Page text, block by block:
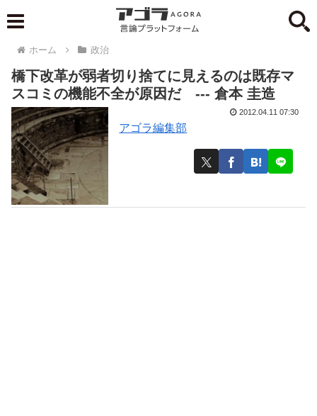
ホーム 政治
橋下改革が弱者切り捨てに見えるのは既存マ
スコミの機能不全が原因だ --- 倉本 圭造
アゴラ編集部
2012.04.11 07:30